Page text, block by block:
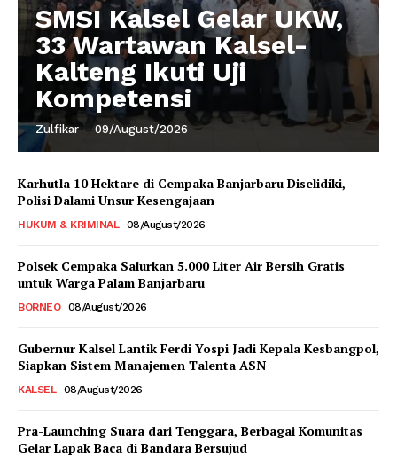
SMSI Kalsel Gelar UKW,
33 Wartawan Kalsel-
Kalteng Ikuti Uji
Kompetensi
Zulfikar - 09/August/2026
Karhutla 10 Hektare di Cempaka Banjarbaru Diselidiki,
Polisi Dalami Unsur Kesengajaan
HUKUM & KRIMINAL 08/August/2026
Polsek Cempaka Salurkan 5.000 Liter Air Bersih Gratis
untuk Warga Palam Banjarbaru
BORNEO 08/August/2026
Gubernur Kalsel Lantik Ferdi Yospi Jadi Kepala Kesbangpol,
Siapkan Sistem Manajemen Talenta ASN
KALSEL 08/August/2026
Pra-Launching Suara dari Tenggara, Berbagai Komunitas
Gelar Lapak Baca di Bandara Bersujud